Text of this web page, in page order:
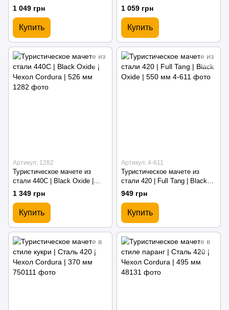
Сталь 3Cr13MoV | Чехол | 355
1 049 грн
Купить
Stonewash | 379 мм
1 059 грн
Купить
Артикул: 1282
Туристическое мачете из
стали 440C | Black Oxide |
Чехол Cordura | 526 мм
1 349 грн
Купить
Артикул: 4-611
Туристическое мачете из
стали 420 | Full Tang | Black
Oxide | 550 мм
949 грн
Купить